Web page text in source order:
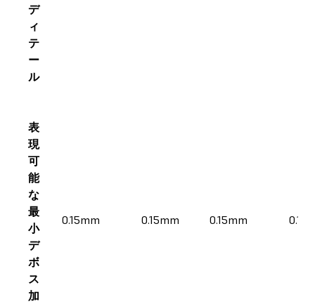
デ
ィ
テ
ー
ル
表
現
可
能
な
最
小
デ
ボ
ス
加
0.15mm 0.15mm 0.15mm